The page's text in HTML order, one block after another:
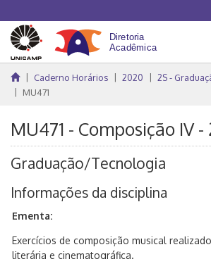
Caderno Horários 2020 2S -
MU471
MU471 - Composição IV
Graduação/Tecnologia
Informações da disciplina
Ementa:
Exercícios de composição musical
literária e cinematográfica.